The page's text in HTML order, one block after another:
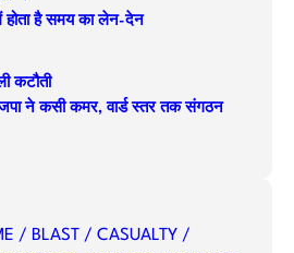
होता है समय का लेन-देन
कटौती
ने कसी कमर, वार्ड स्तर तक संगठन
/ BLAST / CASUALTY /